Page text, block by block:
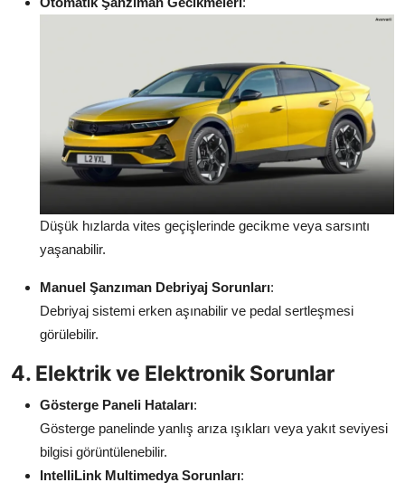
Düşük hızlarda vites geçişlerinde gecikme veya sarsıntı
yaşanabilir.
Manuel Şanzıman Debriyaj Sorunları:
Debriyaj sistemi erken aşınabilir ve pedal sertleşmesi
görülebilir.
4. Elektrik ve Elektronik Sorunlar
Gösterge Paneli Hataları:
Gösterge panelinde yanlış arıza ışıkları veya yakıt seviyesi
bilgisi görüntülenebilir.
IntelliLink Multimedya Sorunları: